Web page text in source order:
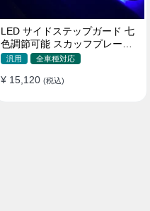
LED サイドステップガード 七
色調節可能 スカッフプレート
汎用 全車種対応
¥ 15,120 (税込)